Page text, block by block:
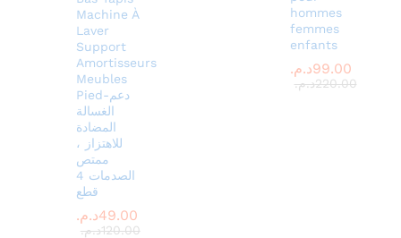
Machine À
Laver
Support
Amortisseurs
Meubles
Pied-دعم
الغسالة
المضادة
للاهتزاز ،
ممتص
الصدمات 4
قطع
49.00د.م.
120.00د.م.
hommes
femmes
enfants
99.00د.م.
220.00د.م.